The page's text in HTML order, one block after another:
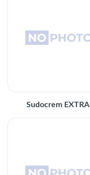
Sudocrem EXTRA